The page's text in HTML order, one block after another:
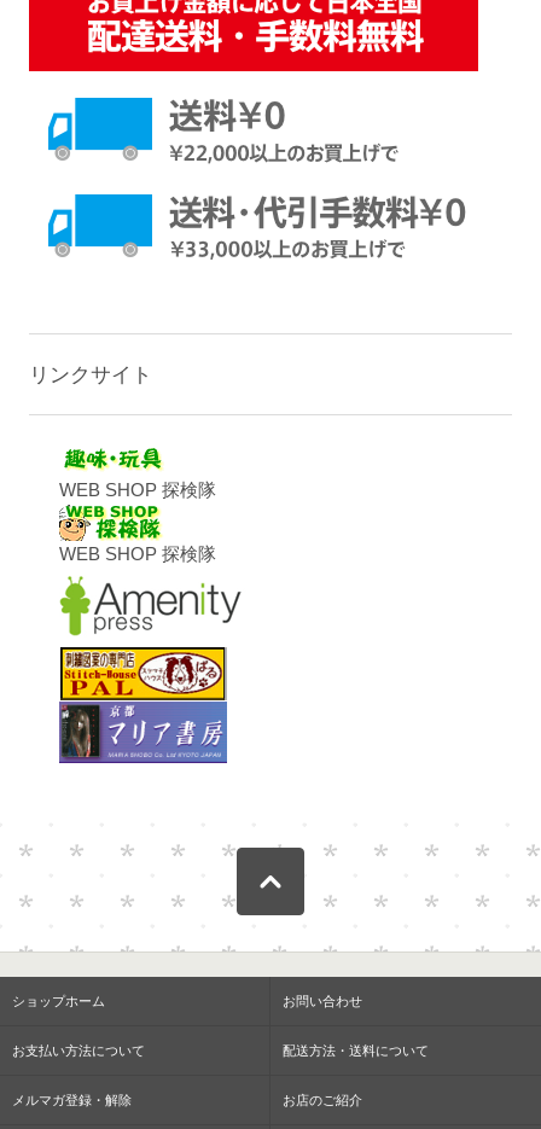
リンクサイト
WEB SHOP 探検隊
WEB SHOP 探検隊
ショップホーム お問い合わせ
お支払い方法について 配送方法・送料について
メルマガ登録・解除 お店のご紹介